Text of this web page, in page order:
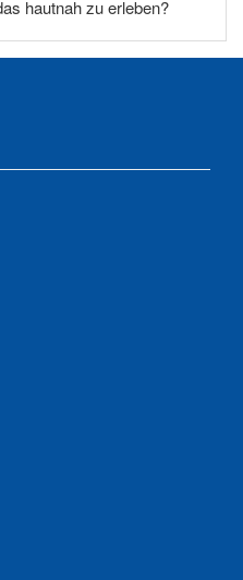
hautnah zu erleben?